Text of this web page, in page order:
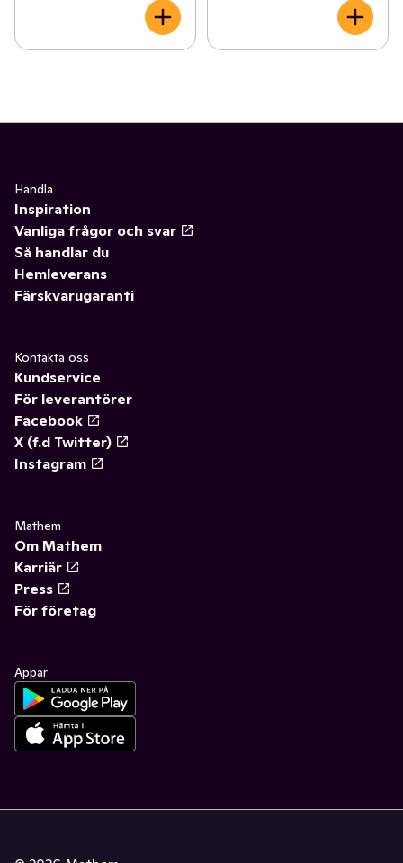
Handla
Inspiration
Vanliga frågor och svar
Så handlar du
Hemleverans
Färskvarugaranti
Kontakta oss
Kundservice
För leverantörer
Facebook
X (f.d Twitter)
Instagram
Mathem
Om Mathem
Karriär
Press
För företag
Appar